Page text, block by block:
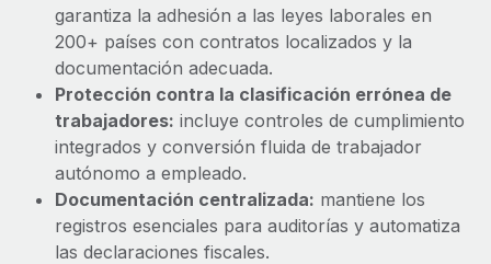
Apertura de entidades
Abre entidades conforme a la legalidad enseguida.
Movilidad y reubicación
Reubica a los empleados con facilidad.
Prestaciones
Gestiona las prestaciones de los empleados sin
complicaciones.
BLOG
Novedades de producto de Remote:
Integraciones con Gusto y Xero y Contractor
Management Plus
La misión de Remote sigue siendo ayudar a empresas de
todos los tamaños a contratar, gestionar y...
Más información
garantiza la adhesión a las leyes laborales en
200+ países con contratos localizados y la
documentación adecuada.
Protección contra la clasificación errónea de
trabajadores: incluye controles de cumplimiento
integrados y conversión fluida de trabajador
autónomo a empleado.
Documentación centralizada: mantiene los
registros esenciales para auditorías y automatiza
las declaraciones fiscales.